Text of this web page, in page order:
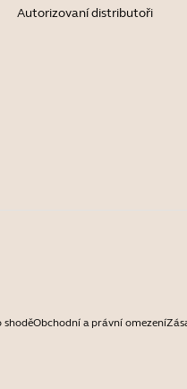
Autorizovaní distributoři
shoděObchodní a právní omezení